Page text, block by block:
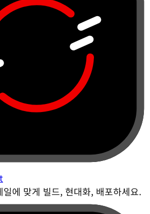
에 맞게 빌드, 현대화, 배포하세요.